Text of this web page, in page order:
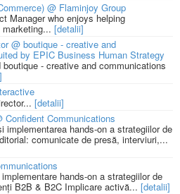
@ Flaminjoy Group
Manager who enjoys helping
[detalii]
@ boutique - creative and
by EPIC Business Human Strategy
- creative and communications
[detalii]
Confident Communications
implementarea hands-on a strategiilor de
comunicate de presă, interviuri,...
hands-on a strategiilor de
B2B & B2C Implicare activă... [detalii]